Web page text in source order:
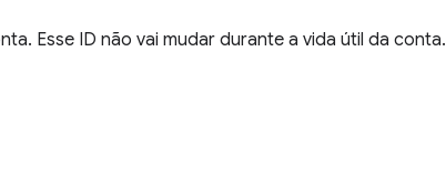
Esse ID não vai mudar durante a vida útil da conta.